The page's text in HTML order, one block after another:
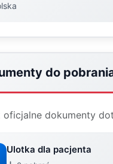
do
oficjalne dokumenty
Ulotka dla pacjenta